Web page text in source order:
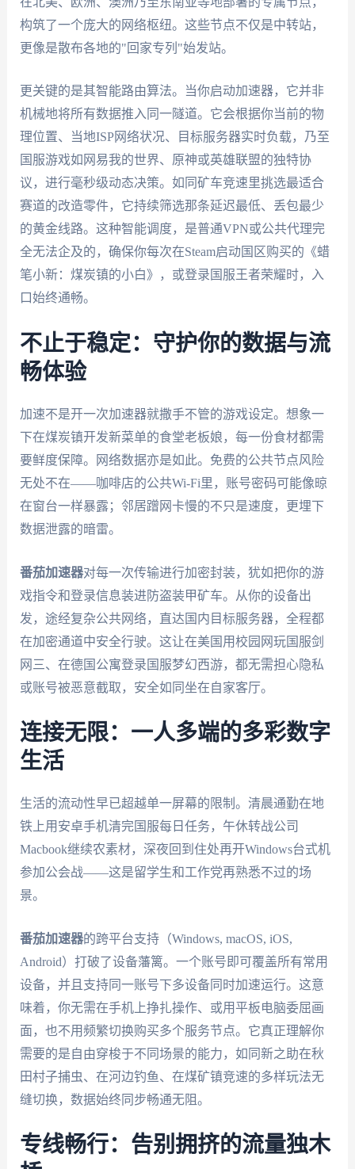
构筑了一个庞大的网络枢纽。这些节点不仅是中转站，
更像是散布各地的"回家专列"始发站。
更关键的是其智能路由算法。当你启动加速器，它并非
机械地将所有数据推入同一隧道。它会根据你当前的物
理位置、当地ISP网络状况、目标服务器实时负载，乃至
国服游戏如网易我的世界、原神或英雄联盟的独特协
议，进行毫秒级动态决策。如同矿车竞速里挑选最适合
赛道的改造零件，它持续筛选那条延迟最低、丢包最少
的黄金线路。这种智能调度，是普通VPN或公共代理完
全无法企及的，确保你每次在Steam启动国区购买的《蜡
笔小新：煤炭镇的小白》，或登录国服王者荣耀时，入
口始终通畅。
不止于稳定：守护你的数据与流
畅体验
加速不是开一次加速器就撒手不管的游戏设定。想象一
下在煤炭镇开发新菜单的食堂老板娘，每一份食材都需
要鲜度保障。网络数据亦是如此。免费的公共节点风险
无处不在——咖啡店的公共Wi-Fi里，账号密码可能像晾
在窗台一样暴露；邻居蹭网卡慢的不只是速度，更埋下
数据泄露的暗雷。
番茄加速器对每一次传输进行加密封装，犹如把你的游
戏指令和登录信息装进防盗装甲矿车。从你的设备出
发，途经复杂公共网络，直达国内目标服务器，全程都
在加密通道中安全行驶。这让在美国用校园网玩国服剑
网三、在德国公寓登录国服梦幻西游，都无需担心隐私
或账号被恶意截取，安全如同坐在自家客厅。
连接无限：一人多端的多彩数字
生活
生活的流动性早已超越单一屏幕的限制。清晨通勤在地
铁上用安卓手机清完国服每日任务，午休转战公司
Macbook继续农素材，深夜回到住处再开Windows台式机
参加公会战——这是留学生和工作党再熟悉不过的场
景。
番茄加速器的跨平台支持（Windows, macOS, iOS,
Android）打破了设备藩篱。一个账号即可覆盖所有常用
设备，并且支持同一账号下多设备同时加速运行。这意
味着，你无需在手机上挣扎操作、或用平板电脑委屈画
面，也不用频繁切换购买多个服务节点。它真正理解你
需要的是自由穿梭于不同场景的能力，如同新之助在秋
田村子捕虫、在河边钓鱼、在煤矿镇竞速的多样玩法无
缝切换，数据始终同步畅通无阻。
专线畅行：告别拥挤的流量独木